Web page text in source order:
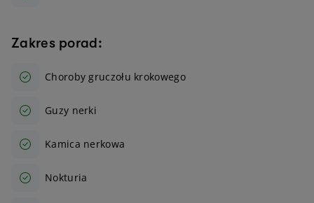
Zakres porad:
Choroby gruczołu krokowego
Guzy nerki
Kamica nerkowa
Nokturia